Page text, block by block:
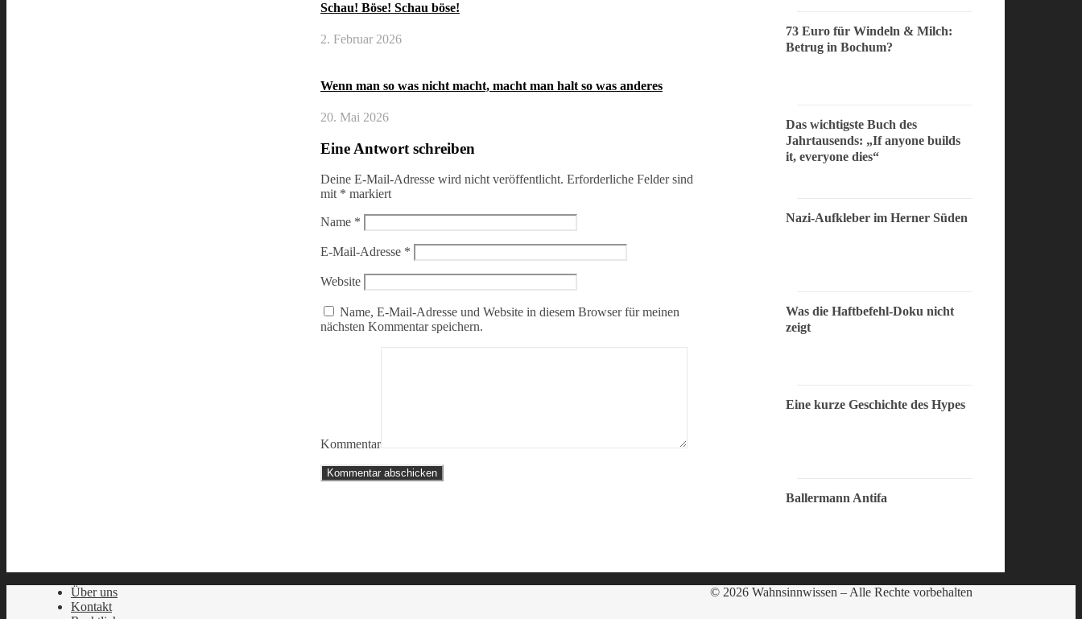
Schau! Böse! Schau böse!
2. Februar 2026
Wenn man so was nicht macht, macht man halt so was anderes
20. Mai 2026
Eine Antwort schreiben
Deine E-Mail-Adresse wird nicht veröffentlicht. Erforderliche Felder sind
mit * markiert
Name *
E-Mail-Adresse *
Website
Name, E-Mail-Adresse und Website in diesem Browser für meinen
nächsten Kommentar speichern.
Kommentar
73 Euro für Windeln & Milch:
Betrug in Bochum?
Das wichtigste Buch des
Jahrtausends: „If anyone builds
it, everyone dies“
Nazi-Aufkleber im Herner Süden
Was die Haftbefehl-Doku nicht
zeigt
Eine kurze Geschichte des Hypes
Ballermann Antifa
© 2026 Wahnsinnwissen – Alle Rechte vorbehalten
Über uns
Kontakt